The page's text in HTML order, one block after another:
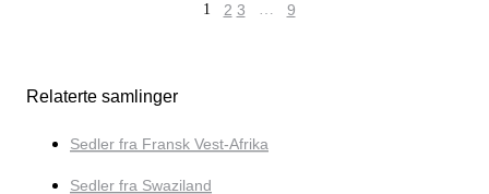
1 2 3 … 9
Relaterte samlinger
Sedler fra Fransk Vest-Afrika
Sedler fra Swaziland